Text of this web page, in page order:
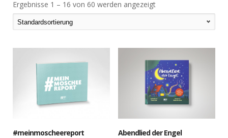
Ergebnisse 1 – 16 von 60 werden angezeigt
#meinmoscheereport Abendlied der Engel